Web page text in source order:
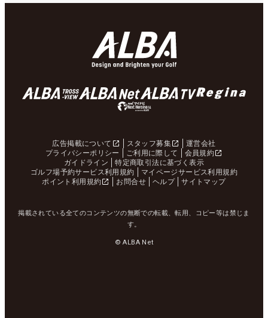
広告掲載について スタッフ募集
運営会社
プライバシーポリシー
ご利用に際して
会員規約
ガイドライン
特定商取引法に基づく表示
ゴルフ場予約サービス利用規約
マイページサービス利用規約
ポイント利用規約
お問合せ ヘルプ サイトマップ
掲載されている全てのコンテンツの無断での転載、転用、コピー等は禁じま
す。
© ALBA Net